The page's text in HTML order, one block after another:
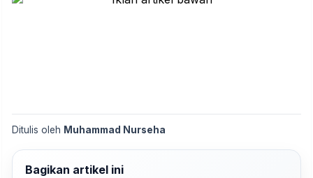
Ditulis oleh Muhammad Nurseha
Bagikan artikel ini